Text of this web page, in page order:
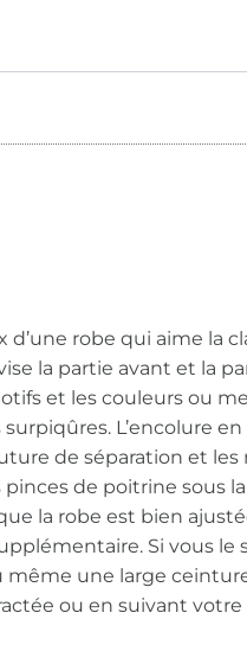
d’une robe qui aime la
la partie avant et la
et les couleurs ou
L’encolure en
de séparation et les
de poitrine sous la
la robe est bien
Si vous le
même une large
ou en suivant votre